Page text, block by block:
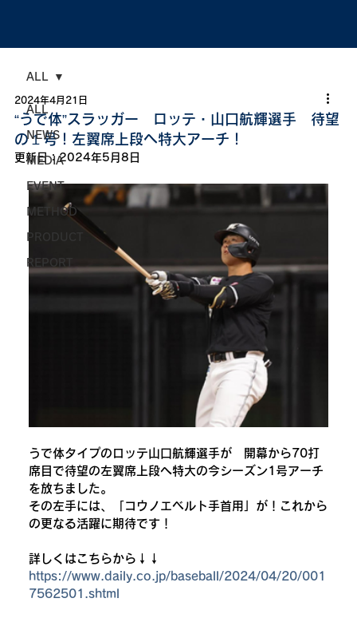
ALL
NEWS
MEDIA
EVENT
METHOD
PRODUCT
REPORT
ALL
“うで体”スラッガー ロッテ・山口航輝選手 待望
の１号！左翼席上段へ特大アーチ！
2024年4月21日
更新日：2024年5月8日
うで体タイプのロッテ山口航輝選手が　開幕から70打
席目で待望の左翼席上段へ特大の今シーズン1号アーチ
を放ちました。
その左手には、「コウノエベルト手首用」が！これから
の更なる活躍に期待です！
詳しくはこちらから↓↓
https://www.daily.co.jp/baseball/2024/04/20/001
7562501.shtml